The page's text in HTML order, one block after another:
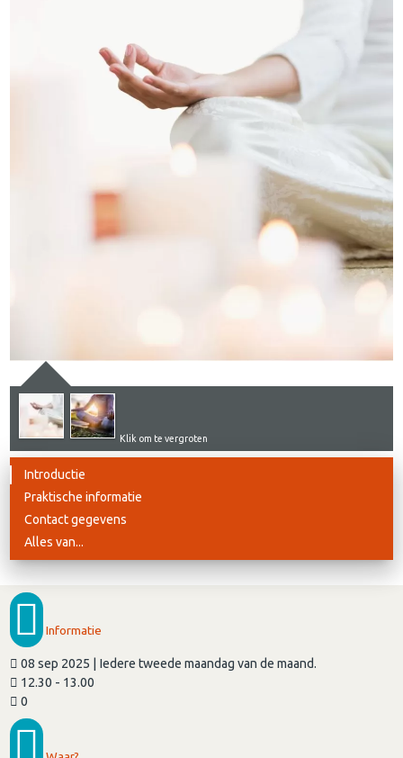
Klik om te vergroten
Introductie
Praktische informatie
Contact gegevens
Alles van...
Informatie
08 sep 2025 | Iedere tweede maandag van de maand.
12.30 - 13.00
0